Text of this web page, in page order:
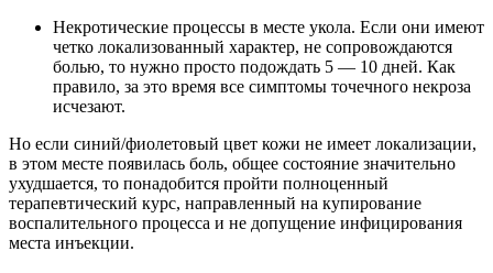
Некротические процессы в месте укола. Если они имеют
четко локализованный характер, не сопровождаются
болью, то нужно просто подождать 5 — 10 дней. Как
правило, за это время все симптомы точечного некроза
исчезают.
Но если синий/фиолетовый цвет кожи не имеет локализации,
в этом месте появилась боль, общее состояние значительно
ухудшается, то понадобится пройти полноценный
терапевтический курс, направленный на купирование
воспалительного процесса и не допущение инфицирования
места инъекции.